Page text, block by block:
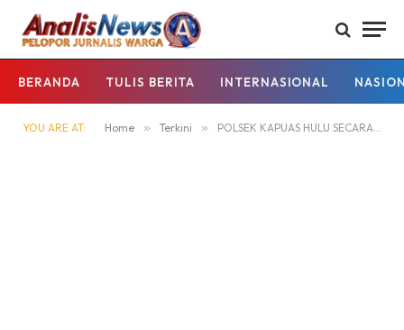
BERANDA TULIS BERITA INTERNASIONAL
YOU ARE AT: Home » Terkini » POLSEK KAPUAS HULU SECARA RUTIN BERIKAN IMBAUAN CEGAH LAHGUN NARKOBA